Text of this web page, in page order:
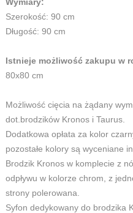
Szerokość: 90 cm
Długość: 90 cm
Istnieje możliwość zakupu w
80x80 cm
Możliwość cięcia na żądany
dot.brodzików Kronos i Taurus.
Dodatkowa opłata za kolor
pozostałe kolory są wyceniane
Brodzik Kronos w komplecie z
odpływu w kolorze chrom, z
strony polerowana.
Syfon dedykowany do brodzika